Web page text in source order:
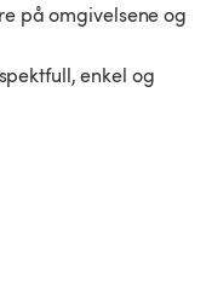
på omgivelsene og
enkel og